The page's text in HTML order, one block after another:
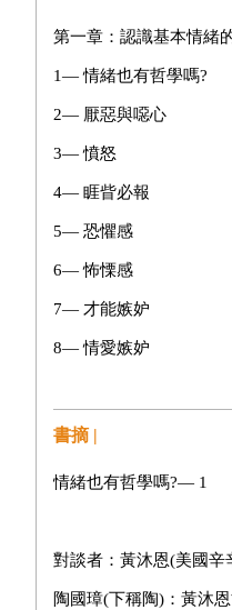
第一章：認識基本情緒
1— 情緒也有哲學嗎?
2— 厭惡與噁心
3— 憤怒
4— 睚眥必報
5— 恐懼感
6— 怖慄感
7— 才能嫉妒
8— 情愛嫉妒
10— 悲傷
書摘 |
情緒也有哲學嗎?— 1
對談者：黃沐恩(美國
陶國璋(下稱陶)：黃沐